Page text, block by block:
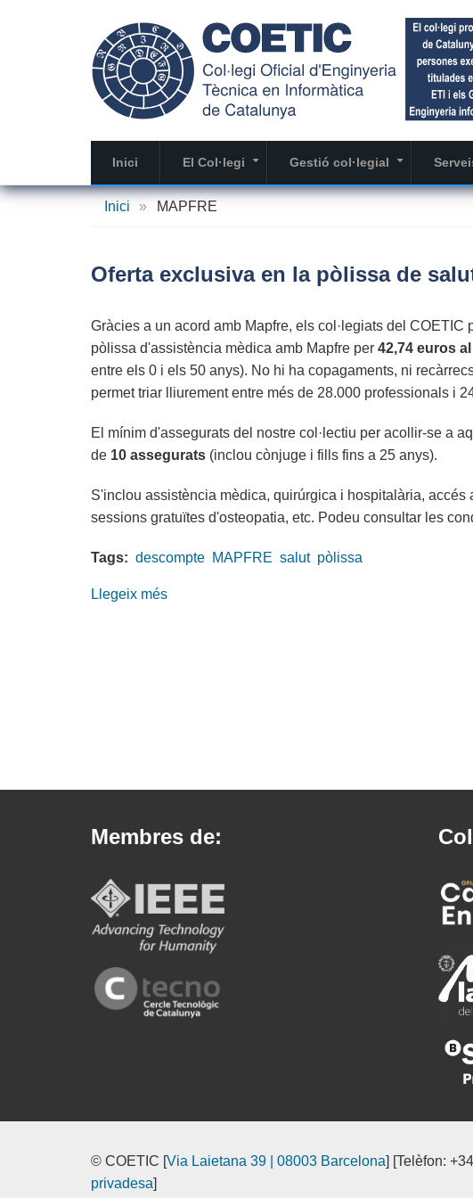
Inici El Col·legi Gestió col·legial
Inici » MAPFRE
Oferta exclusiva en la pòlissa de
Gràcies a un acord amb Mapfre, els col·legiats del COETIC
pòlissa d'assistència mèdica amb Mapfre per 42,74 euros
entre els 0 i els 50 anys). No hi ha copagaments, ni
permet triar lliurement entre més de 28.000 professionals i
El mínim d'assegurats del nostre col·lectiu per acollir-se a
de 10 assegurats (inclou cònjuge i fills fins a 25 anys).
S'inclou assistència mèdica, quirúrgica i hospitalària,
sessions gratuïtes d'osteopatia, etc. Podeu consultar les
Tags: descompte MAPFRE salut pòlissa
Llegeix més
MAPFRE
Membres de:
© COETIC [Via Laietana 39 | 08003 Barcelona] [Telèfon:
privadesa]